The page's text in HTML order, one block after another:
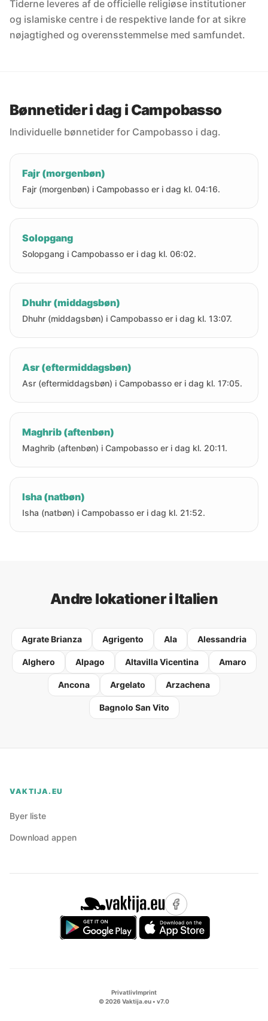
Tiderne leveres af de officielle religiøse institutioner
og islamiske centre i de respektive lande for at sikre
nøjagtighed og overensstemmelse med samfundet.
Bønnetider i dag i Campobasso
Individuelle bønnetider for Campobasso i dag.
Fajr (morgenbøn)
Fajr (morgenbøn) i Campobasso er i dag kl. 04:16.
Solopgang
Solopgang i Campobasso er i dag kl. 06:02.
Dhuhr (middagsbøn)
Dhuhr (middagsbøn) i Campobasso er i dag kl. 13:07.
Asr (eftermiddagsbøn)
Asr (eftermiddagsbøn) i Campobasso er i dag kl. 17:05.
Maghrib (aftenbøn)
Maghrib (aftenbøn) i Campobasso er i dag kl. 20:11.
Isha (natbøn)
Isha (natbøn) i Campobasso er i dag kl. 21:52.
Andre lokationer i Italien
Agrate Brianza Agrigento Ala Alessandria
Alghero Alpago Altavilla Vicentina Amaro
Ancona Argelato Arzachena
Bagnolo San Vito
VAKTIJA.EU
Byer liste
Download appen
PrivatlivImprint
©2026 Vaktija.eu • v7.0